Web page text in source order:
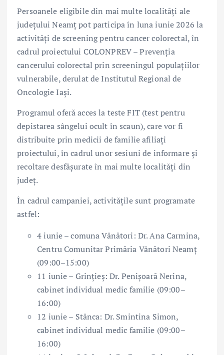
Persoanele eligibile din mai multe localități ale
județului Neamț pot participa în luna iunie 2026 la
activități de screening pentru cancer colorectal, în
cadrul proiectului COLONPREV – Prevenția
cancerului colorectal prin screeningul populațiilor
vulnerabile, derulat de Institutul Regional de
Oncologie Iași.
Programul oferă acces la teste FIT (test pentru
depistarea sângelui ocult în scaun), care vor fi
distribuite prin medicii de familie afiliați
proiectului, în cadrul unor sesiuni de informare și
recoltare desfășurate în mai multe localități din
județ.
În cadrul campaniei, activitățile sunt programate
astfel:
4 iunie – comuna Vânători: Dr. Ana Carmina,
Centru Comunitar Primăria Vânători Neamț
(09:00–15:00)
11 iunie – Grințieș: Dr. Penișoară Nerina,
cabinet individual medic familie (09:00–
16:00)
12 iunie – Stânca: Dr. Smintina Simon,
cabinet individual medic familie (09:00–
16:00)